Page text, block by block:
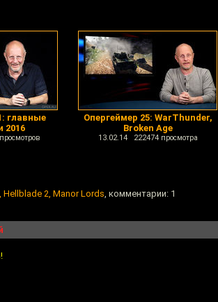
главные
2016
Опергеймер 25: WarThunder,
Broken Age
13.02.14 222474 просмотра
2, Manor Lords, комментарии: 1